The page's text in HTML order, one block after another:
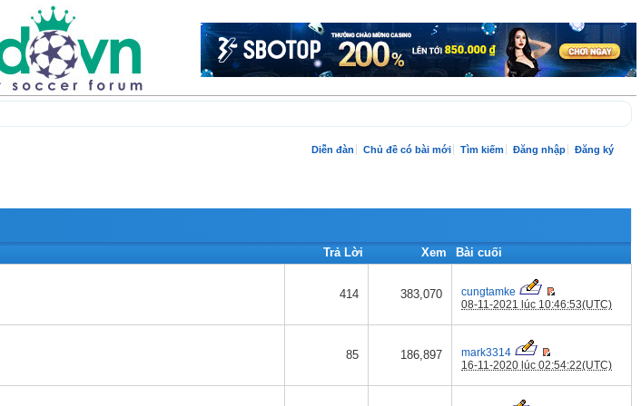
Diễn đàn Chủ đề có bài mới Tìm kiếm Đăng nhập Đăng ký
Trả Lời Xem Bài cuối
414 383,070
cungtamke
08-11-2021 lúc 10:46:53(UTC)
85 186,897
mark3314
16-11-2020 lúc 02:54:22(UTC)